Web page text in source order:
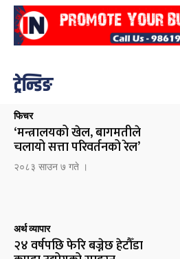
ट्रेन्डिङ
फिचर
‘मन्त्रालयको खेल, बागमतीले
चलायो सत्ता परिवर्तनको रेल’
२०८३ साउन ७ गते ।
अर्थ व्यापार
२४ वर्षपछि फेरि बज्नेछ हेटौँडा